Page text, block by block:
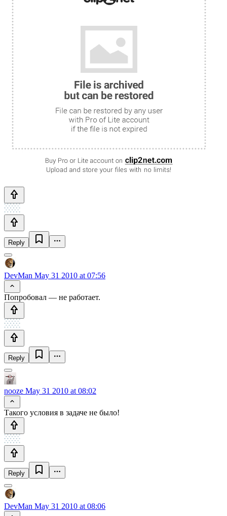
Reply
DevMan May 31 2010 at 07:56
Попробовал — не работает.
Reply
nooze May 31 2010 at 08:02
Такого условия в задаче не было!
Reply
DevMan May 31 2010 at 08:06